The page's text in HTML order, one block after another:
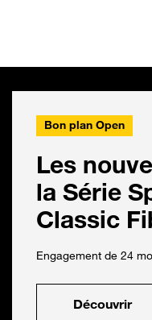
Bon plan Open
Les
la Série
Classic
Engagement de 24
Découvrir